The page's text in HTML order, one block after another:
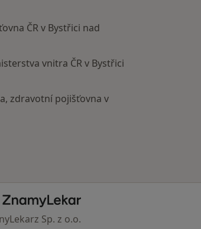
ČR v Bystřici nad
vnitra ČR v Bystřici
zdravotní pojišťovna v
- Hlavní stránka
Sp. z o.o.